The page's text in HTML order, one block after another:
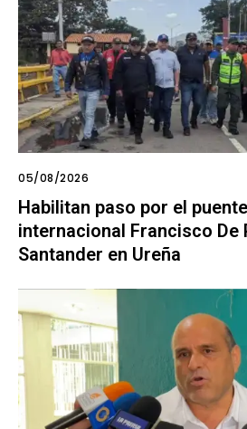
05/08/2026
Habilitan paso por el puente
internacional Francisco De
Santander en Ureña